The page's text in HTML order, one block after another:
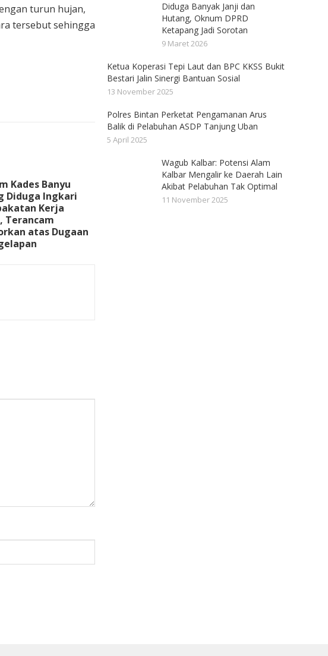
turun hujan,
tersebut sehingga
Kades Banyu
Diduga Ingkari
Kerja
Terancam
atas Dugaan
Diduga Banyak Janji dan
Hutang, Oknum DPRD
Ketapang Jadi Sorotan
9 Maret 2026
Ketua Koperasi Tepi Laut dan BPC KKSS Bukit
Bestari Jalin Sinergi Bantuan Sosial
13 November 2025
Polres Bintan Perketat Pengamanan Arus
Balik di Pelabuhan ASDP Tanjung Uban
5 April 2025
Wagub Kalbar: Potensi Alam
Kalbar Mengalir ke Daerah Lain
Akibat Pelabuhan Tak Optimal
11 November 2025